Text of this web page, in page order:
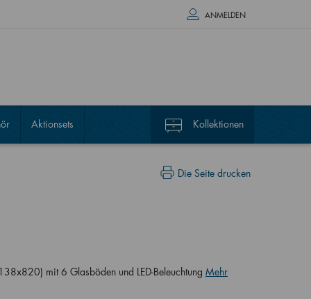
ANMELDEN
Aktionsets Kollektionen
Die Seite drucken
mit 6 Glasböden und LED-Beleuchtung Mehr